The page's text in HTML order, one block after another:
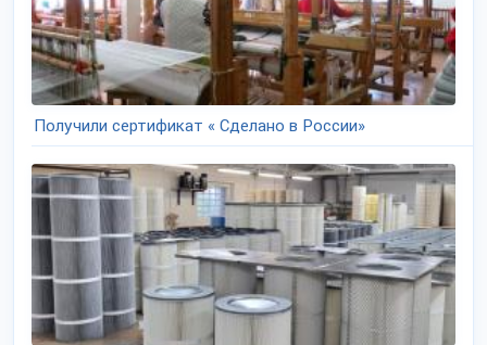
Получили сертификат « Сделано в России»